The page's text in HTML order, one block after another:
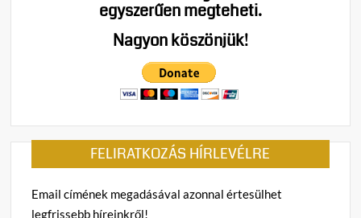
egyszerűen megteheti.
Nagyon köszönjük!
FELIRATKOZÁS HÍRLEVÉLRE
Email címének megadásával azonnal értesülhet
legfrissebb híreinkről!